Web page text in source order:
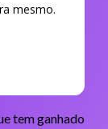
mesmo.
tem ganhado